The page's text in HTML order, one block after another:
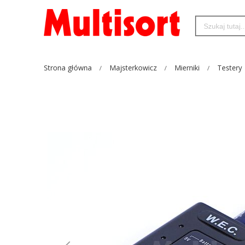
Strona główna Majsterkowicz Mierniki Testery